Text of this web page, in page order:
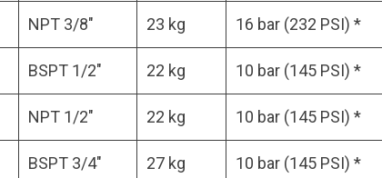
NPT 3/8″ 23 kg 16 bar (232 PSI) *
BSPT 1/2″ 22 kg 10 bar (145 PSI) *
NPT 1/2″ 22 kg 10 bar (145 PSI) *
BSPT 3/4″ 27 kg 10 bar (145 PSI) *